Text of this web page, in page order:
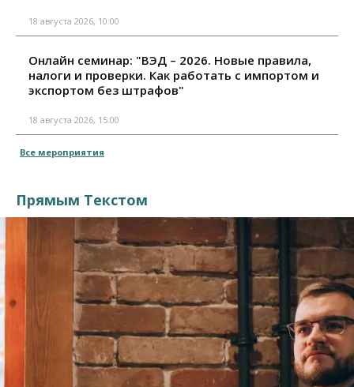
18 августа 2026, 10:00
Онлайн семинар: "ВЭД – 2026. Новые правила,
налоги и проверки. Как работать с импортом и
экспортом без штрафов"
18 августа 2026, 15:00
Все мероприятия
Прямым Текстом